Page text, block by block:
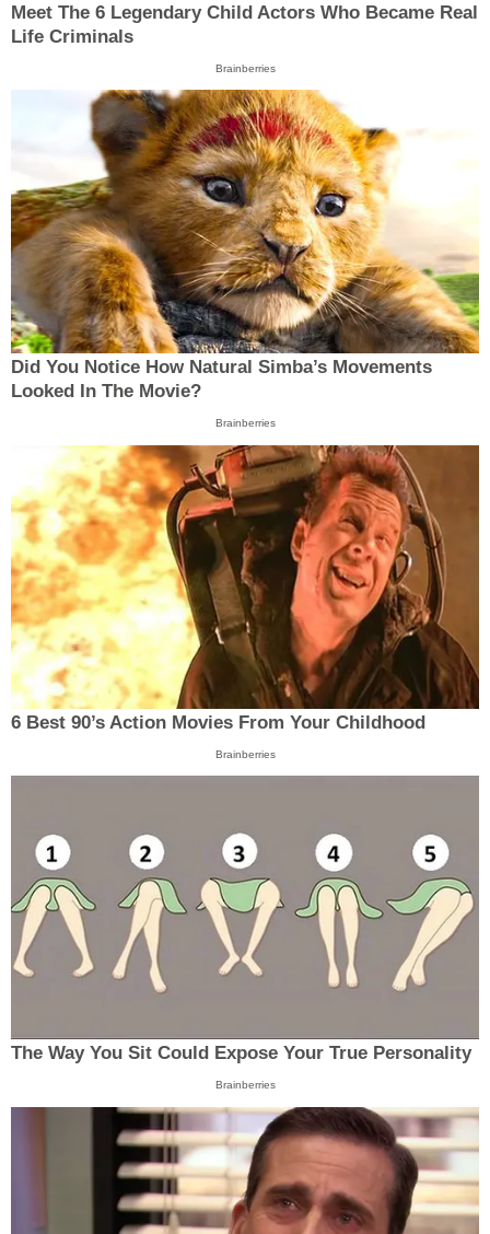
Meet The 6 Legendary Child Actors Who Became Real
Life Criminals
Brainberries
Did You Notice How Natural Simba’s Movements
Looked In The Movie?
Brainberries
6 Best 90’s Action Movies From Your Childhood
Brainberries
The Way You Sit Could Expose Your True Personality
Brainberries